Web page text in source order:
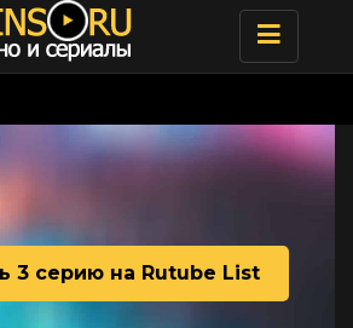
Toggle
3 серию на Rutube List